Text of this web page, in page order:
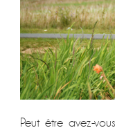
Peut être avez-